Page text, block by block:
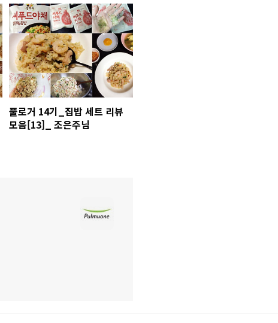
풀로거 14기_집밥 세트 리뷰
모음[13]_ 조은주님